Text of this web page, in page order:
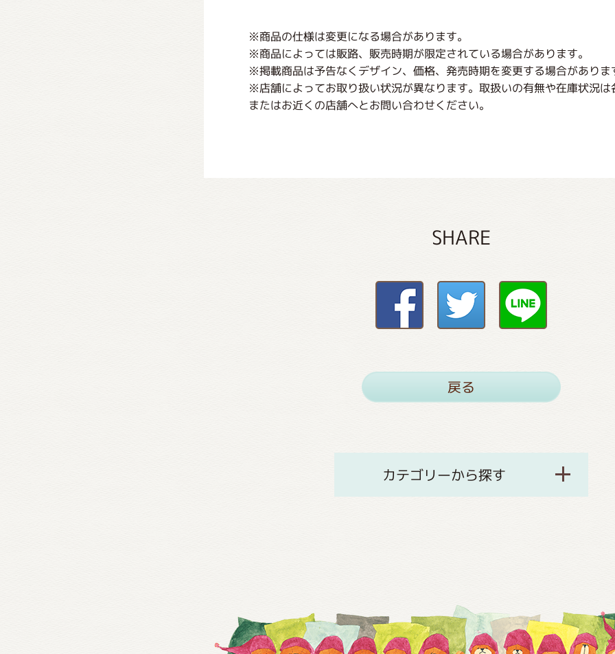
※商品の仕様は変更になる場合があります。
※商品によっては販路、販売時期が限定されている場合があります。
※掲載商品は予告なくデザイン、価格、発売時期を変更する場合がありま
※店舗によってお取り扱い状況が異なります。取扱いの有無や在庫状況は
またはお近くの店舗へとお問い合わせください。
SHARE
戻る
カテゴリーから探す